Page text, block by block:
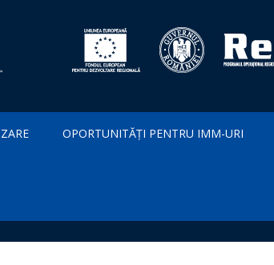
OPORTUNITĂȚI PENTRU IMM-URI